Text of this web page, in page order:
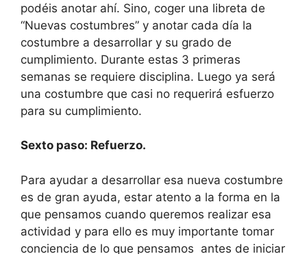
podéis anotar ahí. Sino, coger una libreta de
“Nuevas costumbres” y anotar cada día la
costumbre a desarrollar y su grado de
cumplimiento. Durante estas 3 primeras
semanas se requiere disciplina. Luego ya será
una costumbre que casi no requerirá esfuerzo
para su cumplimiento.
Sexto paso: Refuerzo.
Para ayudar a desarrollar esa nueva costumbre
es de gran ayuda, estar atento a la forma en la
que pensamos cuando queremos realizar esa
actividad y para ello es muy importante tomar
conciencia de lo que pensamos antes de iniciar